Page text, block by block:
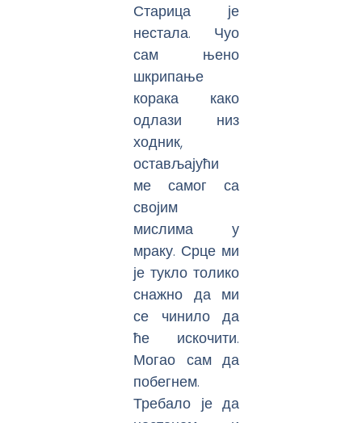
Старица је
нестала. Чуо
сам њено
шкрипање
корака како
одлази низ
ходник,
остављајући
ме самог са
својим
мислима у
мраку. Срце ми
је тукло толико
снажно да ми
се чинило да
ће искочити.
Могао сам да
побегнем.
Требало је да